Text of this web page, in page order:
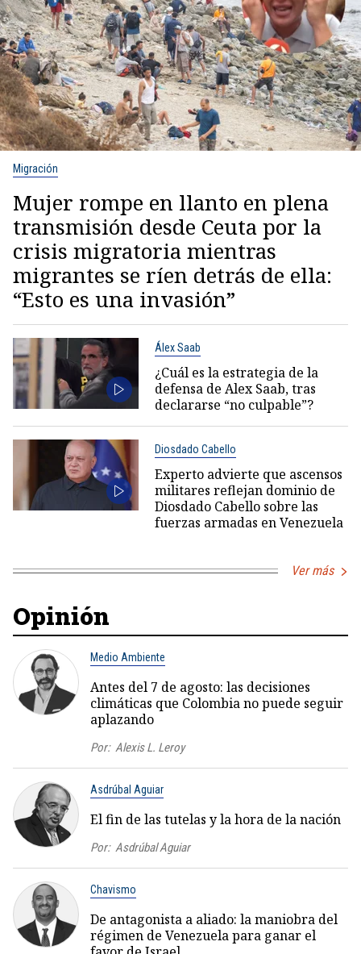
Migración
Mujer rompe en llanto en plena
transmisión desde Ceuta por la
crisis migratoria mientras
migrantes se ríen detrás de ella:
“Esto es una invasión”
Álex Saab
¿Cuál es la estrategia de la
defensa de Alex Saab, tras
declararse “no culpable”?
Diosdado Cabello
Experto advierte que ascensos
militares reflejan dominio de
Diosdado Cabello sobre las
fuerzas armadas en Venezuela
Ver más
Opinión
Medio Ambiente
Antes del 7 de agosto: las decisiones
climáticas que Colombia no puede seguir
aplazando
Por: Alexis L. Leroy
Asdrúbal Aguiar
El fin de las tutelas y la hora de la nación
Por: Asdrúbal Aguiar
Chavismo
De antagonista a aliado: la maniobra del
régimen de Venezuela para ganar el